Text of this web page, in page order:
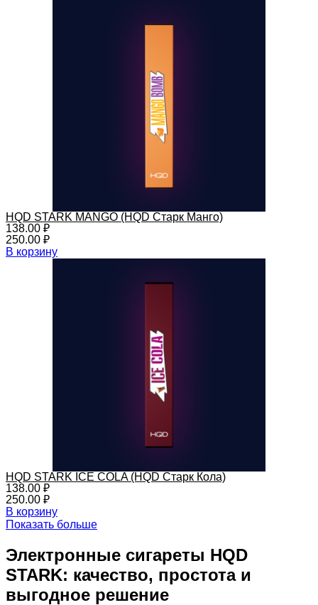
HQD STARK MANGO (HQD Старк Манго)
138.00 ₽
250.00 ₽
В корзину
HQD STARK ICE COLA (HQD Старк Кола)
138.00 ₽
250.00 ₽
В корзину
Показать больше
Электронные сигареты HQD
STARK: качество, простота и
выгодное решение